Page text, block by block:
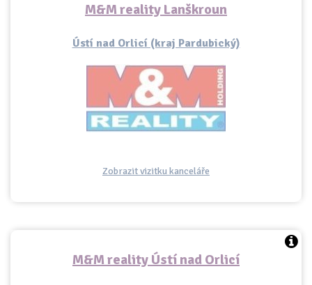
M&M reality Lanškroun
Ústí nad Orlicí (kraj Pardubický)
Zobrazit vizitku kanceláře
M&M reality Ústí nad Orlicí